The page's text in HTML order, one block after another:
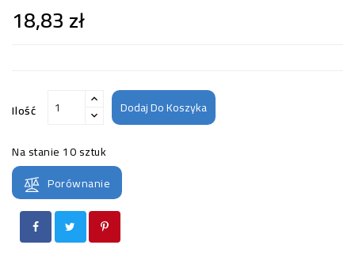
WODNEGO
(SPRZĘT)
OCZKO
WODNE
(SPRZĘT)
KONTAKT
18,83 zł
Ilość Dodaj Do Koszyka
Na stanie 10 sztuk
Porównanie